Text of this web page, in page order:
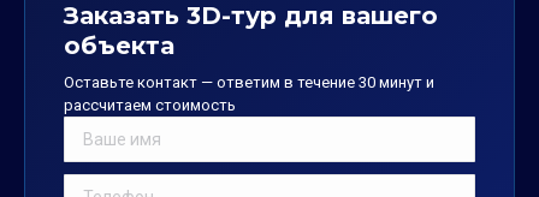
Заказать 3D-тур для вашего
объекта
Оставьте контакт — ответим в течение 30 минут и
рассчитаем стоимость